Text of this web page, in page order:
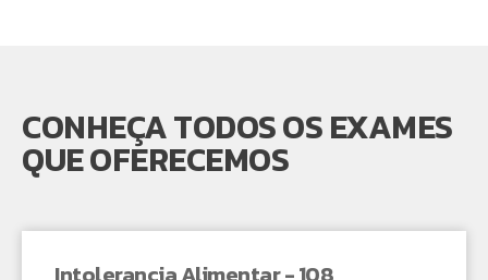
CONHEÇA TODOS OS EXAMES
QUE OFERECEMOS